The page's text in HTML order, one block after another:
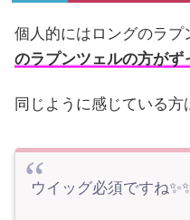
個人的にはロングのラプ
のラプンツェルの方がず
同じように感じている方
ウイッグ必須ですね